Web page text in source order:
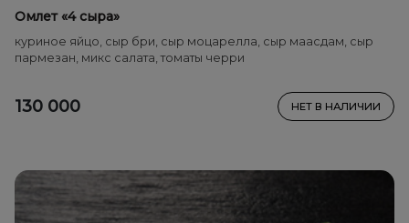
Омлет «4 сыра»
куриное яйцо, сыр бри, сыр моцарелла, сыр маасдам, сыр
пармезан, микс салата, томаты черри
130 000 НЕТ В НАЛИЧИИ